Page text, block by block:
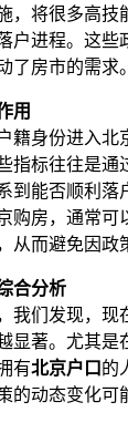
，将很多高技
户进程。这些
了房市的需求。
用
籍身份进入北
指标往往是通
到能否顺利落
购房，通常可
从而避免因政
合分析
我们发现，现
显著。尤其是
有北京户口 的
的动态变化可